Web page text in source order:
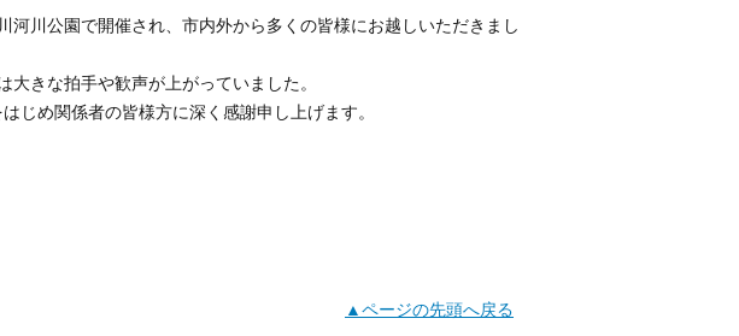
川公園で開催され、市内外から多くの皆様にお越しいただきまし
きな拍手や歓声が上がっていました。
じめ関係者の皆様方に深く感謝申し上げます。
▲ページの先頭へ戻る